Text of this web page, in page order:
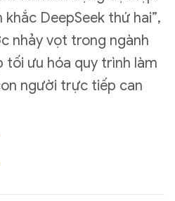
DeepSeek thứ hai”,
nhảy vọt trong ngành
tối ưu hóa quy trình làm
người trực tiếp can